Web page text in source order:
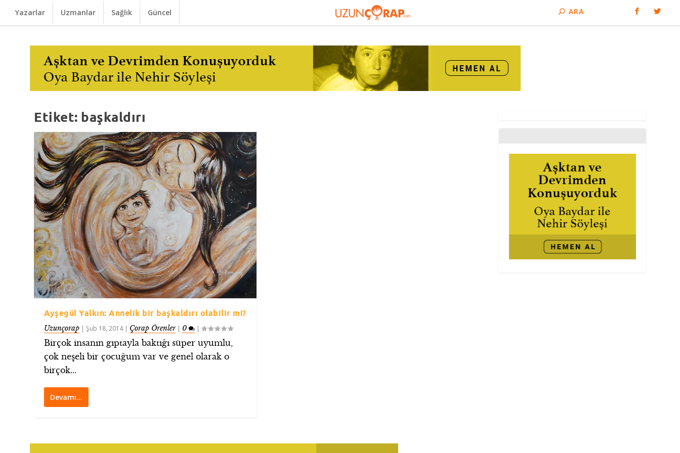
Yazarlar Uzmanlar Sağlık Güncel
Etiket: başkaldırı
Ayşegül Yalkın: Annelik bir başkaldırı olabilir mi?
Uzunçorap |Şub 18, 2014| Çorap Örenler| 0 |
Birçok insanın gıptayla baktığı süper uyumlu,
çok neşeli bir çocuğum var ve genel olarak o
birçok...
Devamı…